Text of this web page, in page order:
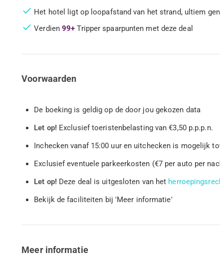
Het hotel ligt op loopafstand van het strand, ultiem
Verdien99+ Tripper spaarpunten met deze deal
Voorwaarden
De boeking is geldig op de door jou gekozen data
Let op! Exclusief toeristenbelasting van €3,50 p.p.p.n.
Inchecken vanaf 15:00 uur en uitchecken is mogelijk
Exclusief eventuele parkeerkosten (€7 per auto per
Let op!Deze deal is uitgesloten van het
Bekijk de faciliteiten bij 'Meer informatie'
Meer informatie